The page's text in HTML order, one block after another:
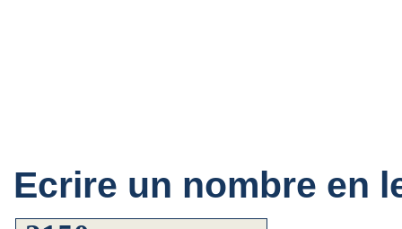
Ecrire un nombre en